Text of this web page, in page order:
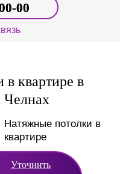
00
квартире в
Натяжные потолки в
квартире
Уточнить